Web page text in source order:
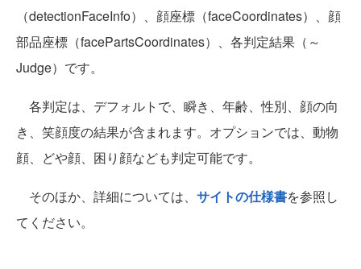
（detectionFaceInfo）、顔座標（faceCoordinates）、顔
部品座標（facePartsCoordinates）、各判定結果（～
Judge）です。
各判定は、デフォルトで、瞬き、年齢、性別、顔の向
き、笑顔度の結果が含まれます。オプションでは、動物
顔、どや顔、困り顔なども判定可能です。
そのほか、詳細については、 サイトの仕様書を参照し
てください。